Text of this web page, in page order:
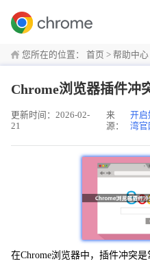
您所在的位置： 首页 > 帮助中心
更新时间：2026-02-
21
来
源：
开启
湾官
在Chrome浏览器中，插件冲突